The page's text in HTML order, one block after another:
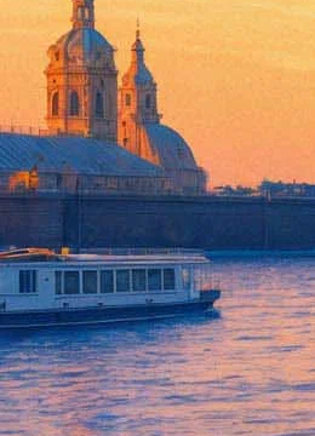
Согласно информации UPI Россия –
российские экраны 15 сентября 2016
Режиссером выступит Шэрон
явится Колин Фёрт. А вот третьим
"Зачарованная", "Друг невесты").